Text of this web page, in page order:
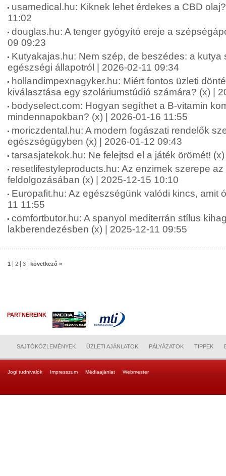
usamedical.hu: Kiknek lehet érdekes a CBD
11:02
douglas.hu: A tenger gyógyító ereje a
09 09:23
Kutyakajas.hu: Nem szép, de beszédes: a kutya
egészségi állapotról | 2026-02-11 09:34
hollandimpexnagyker.hu: Miért fontos üzleti
kiválasztása egy szoláriumstúdió számára? (x) |
bodyselect.com: Hogyan segíthet a B-vitamin
mindennapokban? (x) | 2026-01-16 11:55
moriczdental.hu: A modern fogászati rendelők
egészségügyben (x) | 2026-01-12 09:43
tarsasjatekok.hu: Ne felejtsd el a játék örömét!
resetlifestyleproducts.hu: Az enzimek szerepe
feldolgozásában (x) | 2025-12-15 10:10
Europafit.hu: Az egészségünk valódi kincs, amit
11 11:55
comfortbutor.hu: A spanyol mediterrán stílus
lakberendezésben (x) | 2025-12-11 09:55
1 2 3 következő »
PARTNEREINK
SAJTÓKÖZLEMÉNYEK ÜZLETI AJÁNLATOK PÁLYÁZATOK TIPPEK
Jogi tudnivalók Impresszum Médiaajánlat Webmester